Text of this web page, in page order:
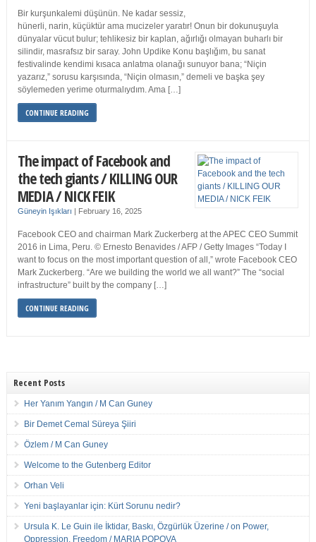
Bir kurşunkalemi düşünün. Ne kadar sessiz,
hünerli, narin, küçüktür ama mucizeler yaratır! Onun bir dokunuşuyla
dünyalar vücut bulur; tehlikesiz bir kaplan, ağırlığı olmayan buharlı bir
silindir, masrafsız bir saray. John Updike Konu başlığım, bu sanat
festivalinde kendimi kısaca anlatma olanağı sunuyor bana; “Niçin
yazarız,” sorusu karşısında, “Niçin olmasın,” demeli ve başka şey
söylemeden yerime oturmalıydım. Ama […]
CONTINUE READING
The impact of Facebook and
the tech giants / KILLING OUR
MEDIA / NICK FEIK
Güneyin Işıkları | February 16, 2025
Facebook CEO and chairman Mark Zuckerberg at the APEC CEO Summit
2016 in Lima, Peru. © Ernesto Benavides / AFP / Getty Images “Today I
want to focus on the most important question of all,” wrote Facebook CEO
Mark Zuckerberg. “Are we building the world we all want?” The “social
infrastructure” built by the company […]
CONTINUE READING
Recent Posts
Her Yanım Yangın / M Can Guney
Bir Demet Cemal Süreya Şiiri
Özlem / M Can Guney
Welcome to the Gutenberg Editor
Orhan Veli
Yeni başlayanlar için: Kürt Sorunu nedir?
Ursula K. Le Guin ile İktidar, Baskı, Özgürlük Üzerine / on Power,
Oppression, Freedom / MARIA POPOVA